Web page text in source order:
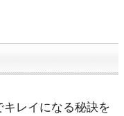
レイになる秘訣を